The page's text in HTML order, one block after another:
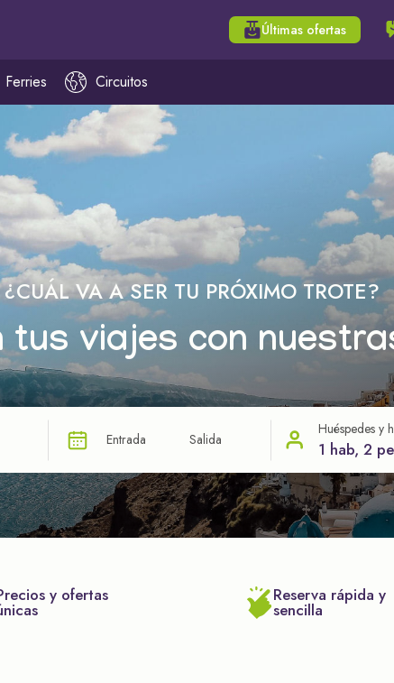
Últimas ofertas
Ferries Circuitos
¿CUÁL VA A SER TU PRÓXIMO TROTE?
tus viajes con
Entrada Salida
Huéspedes y
1 hab, 2
y ofertas Reserva rápida y
sencilla